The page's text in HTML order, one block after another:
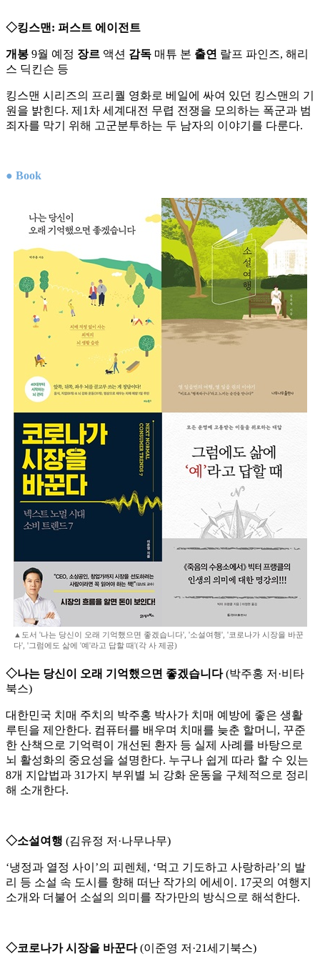
◇킹스맨: 퍼스트 에이전트
개봉 9월 예정 장르 액션 감독 매튜 본 출연 랄프 파인즈, 해리
스 딕킨슨 등
킹스맨 시리즈의 프리퀄 영화로 베일에 싸여 있던 킹스맨의 기
원을 밝힌다. 제1차 세계대전 무렵 전쟁을 모의하는 폭군과 범
죄자를 막기 위해 고군분투하는 두 남자의 이야기를 다룬다.
● Book
▲도서 '나는 당신이 오래 기억했으면 좋겠습니다', '소설여행', '코로나가 시장을 바꾼
다', '그럼에도 삶에 '예'라고 답할 때'(각 사 제공)
◇나는 당신이 오래 기억했으면 좋겠습니다(박주홍 저·비타
북스)
대한민국 치매 주치의 박주홍 박사가 치매 예방에 좋은 생활
루틴을 제안한다. 컴퓨터를 배우며 치매를 늦춘 할머니, 꾸준
한 산책으로 기억력이 개선된 환자 등 실제 사례를 바탕으로
뇌 활성화의 중요성을 설명한다. 누구나 쉽게 따라 할 수 있는
8개 지압법과 31가지 부위별 뇌 강화 운동을 구체적으로 정리
해 소개한다.
◇소설여행 (김유정 저·나무나무)
‘냉정과 열정 사이’의 피렌체, ‘먹고 기도하고 사랑하라’의 발
리 등 소설 속 도시를 향해 떠난 작가의 에세이. 17곳의 여행지
소개와 더불어 소설의 의미를 작가만의 방식으로 해석한다.
◇코로나가 시장을 바꾼다(이준영 저·21세기북스)